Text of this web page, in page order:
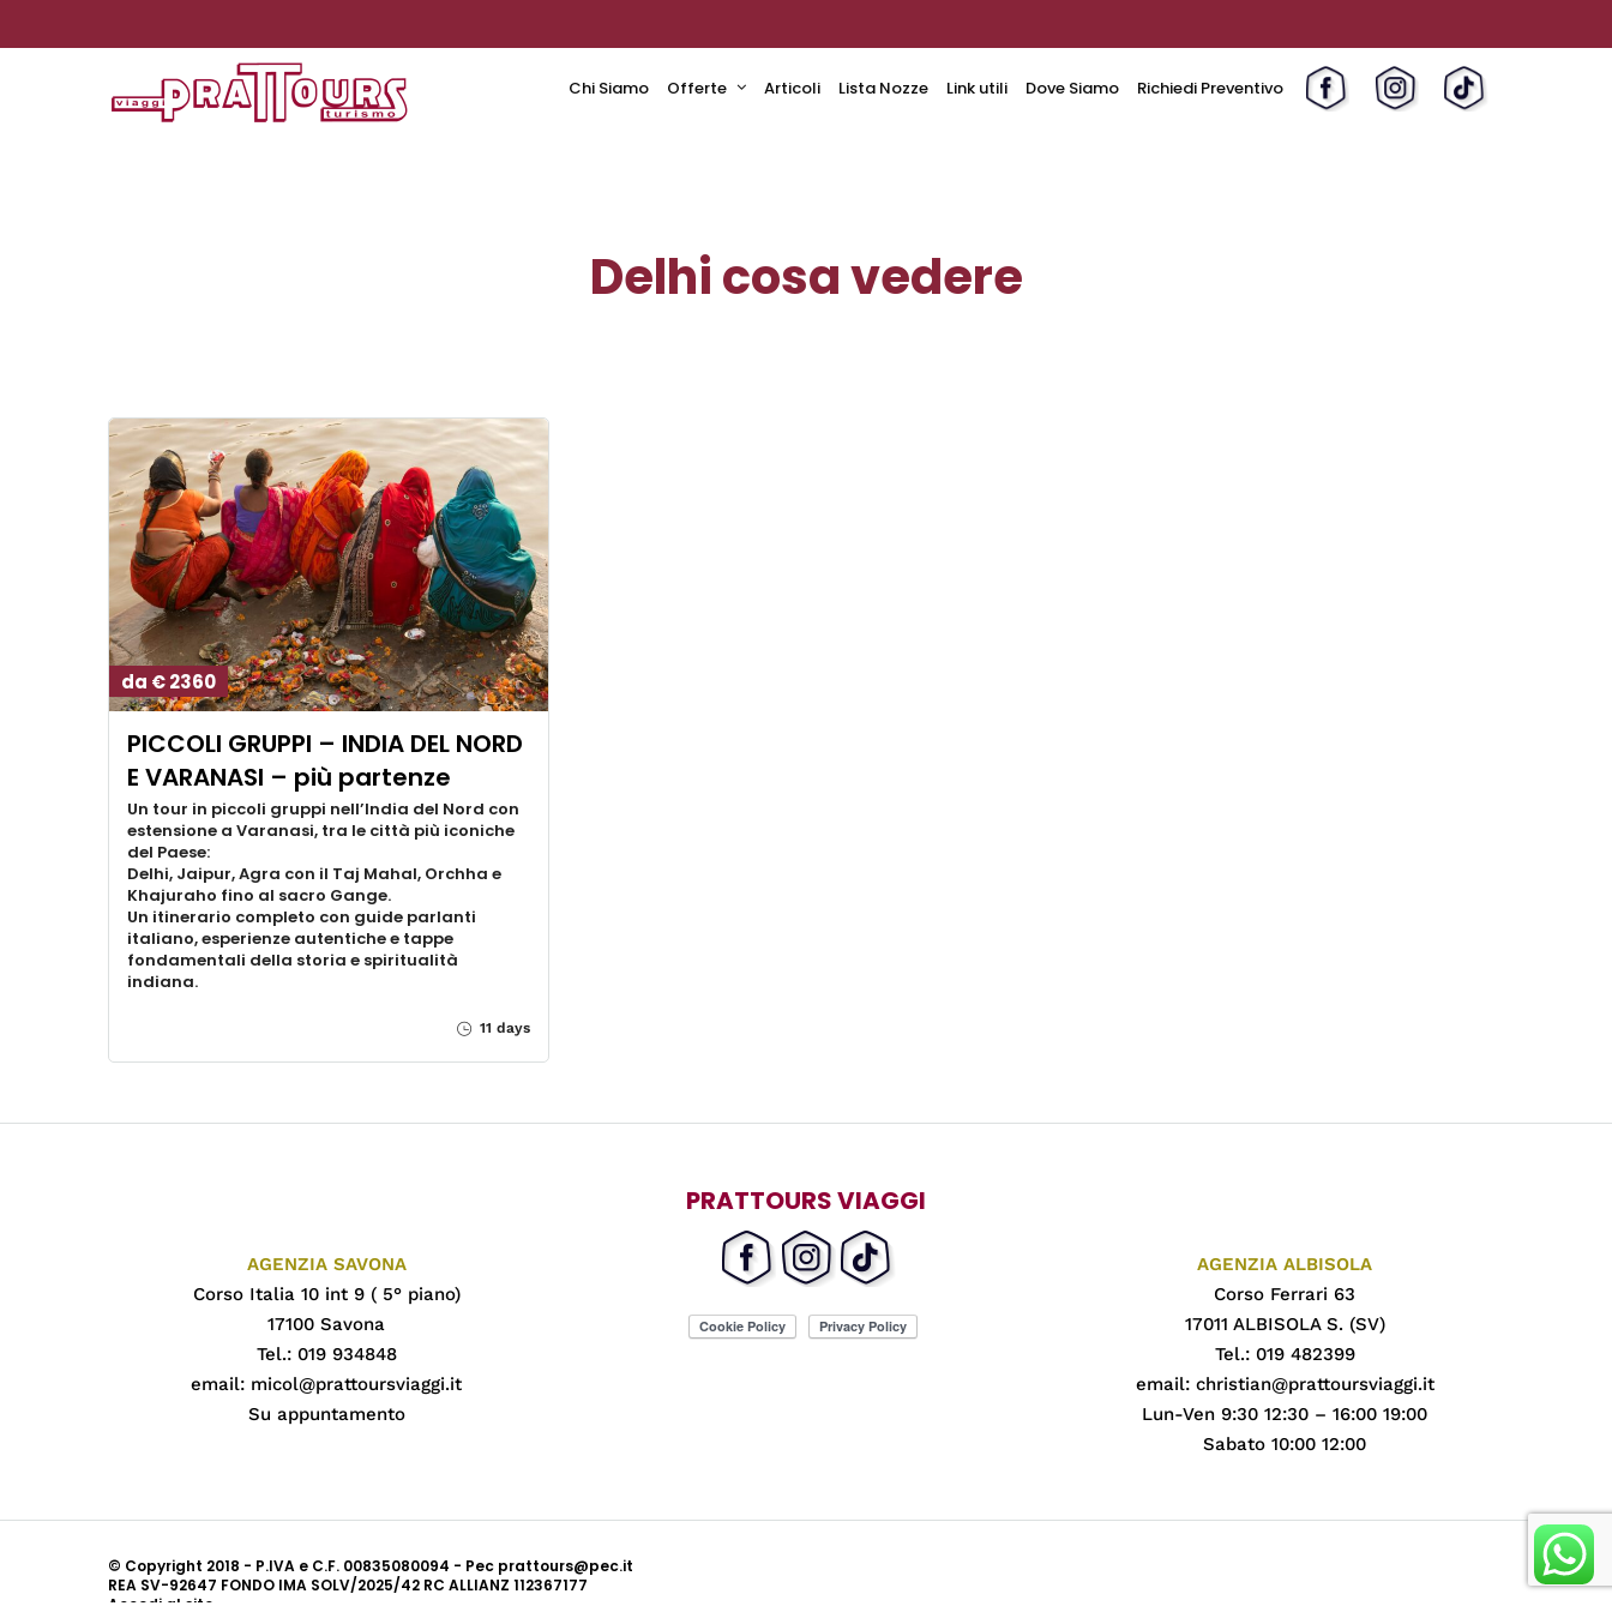
Chi Siamo Offerte Articoli Lista Nozze Link utili Dove Siamo Richiedi Preventivo
Delhi cosa vedere
da € 2360
PICCOLI GRUPPI – INDIA DEL NORD
E VARANASI – più partenze
Un tour in piccoli gruppi nell’India del Nord con
estensione a Varanasi, tra le città più iconiche
del Paese:
Delhi, Jaipur, Agra con il Taj Mahal, Orchha e
Khajuraho fino al sacro Gange.
Un itinerario completo con guide parlanti
italiano, esperienze autentiche e tappe
fondamentali della storia e spiritualità
indiana.
11 days
AGENZIA SAVONA
Corso Italia 10 int 9 ( 5° piano)
17100 Savona
Tel.: 019 934848
email: micol@prattoursviaggi.it
Su appuntamento
PRATTOURS VIAGGI
AGENZIA ALBISOLA
Corso Ferrari 63
17011 ALBISOLA S. (SV)
Tel.: 019 482399
email: christian@prattoursviaggi.it
Lun-Ven 9:30 12:30 – 16:00 19:00
Sabato 10:00 12:00
© Copyright 2018 - P.IVA e C.F. 00835080094 - Pec prattours@pec.it
REA SV-92647 FONDO IMA SOLV/2025/42 RC ALLIANZ 112367177
Accedi al sito